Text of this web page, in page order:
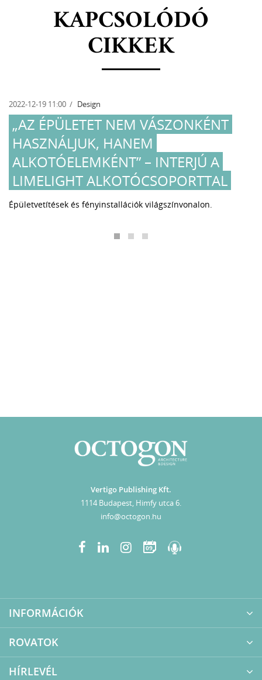
KAPCSOLÓDÓ
CIKKEK
2022-12-19 11:00 Design
„AZ ÉPÜLETET NEM VÁSZONKÉNT
HASZNÁLJUK, HANEM
ALKOTÓELEMKÉNT” – INTERJÚ A
LIMELIGHT ALKOTÓCSOPORTTAL
Épületvetítések és fényinstallációk világszínvonalon.
Vertigo Publishing Kft.
1114 Budapest, Himfy utca 6.
info@octogon.hu
09
INFORMÁCIÓK
ROVATOK
HÍRLEVÉL